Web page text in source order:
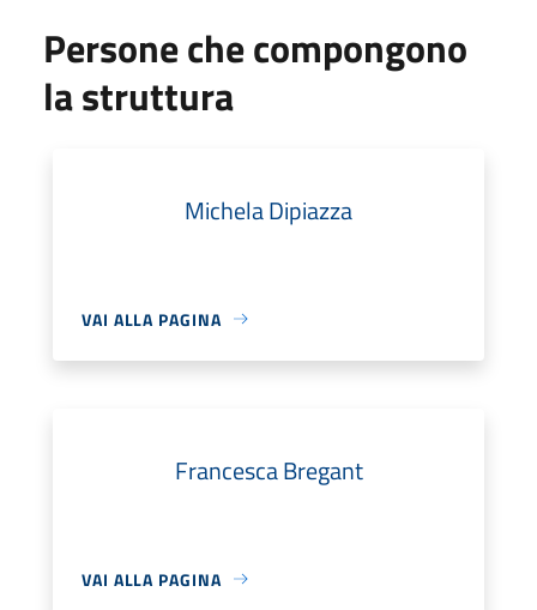
Persone che compongono
la struttura
Michela Dipiazza
VAI ALLA PAGINA
Francesca Bregant
VAI ALLA PAGINA